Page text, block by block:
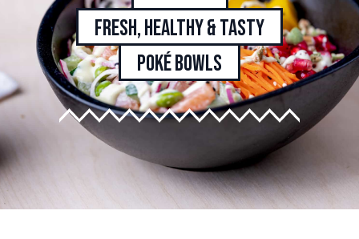
Fresh, healthy & tasty
poké bowls